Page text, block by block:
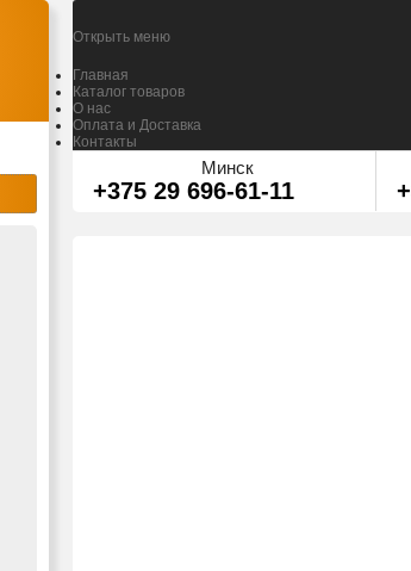
Открыть меню
Главная
Каталог товаров
О нас
Оплата и Доставка
Контакты
Минск
+375 29 696-61-11